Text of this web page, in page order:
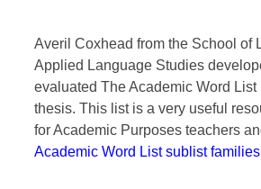
Averil Coxhead from the School of
Applied Language Studies
evaluated The Academic Word List
thesis. This list is a very useful
for Academic Purposes teachers
Academic Word List sublist families